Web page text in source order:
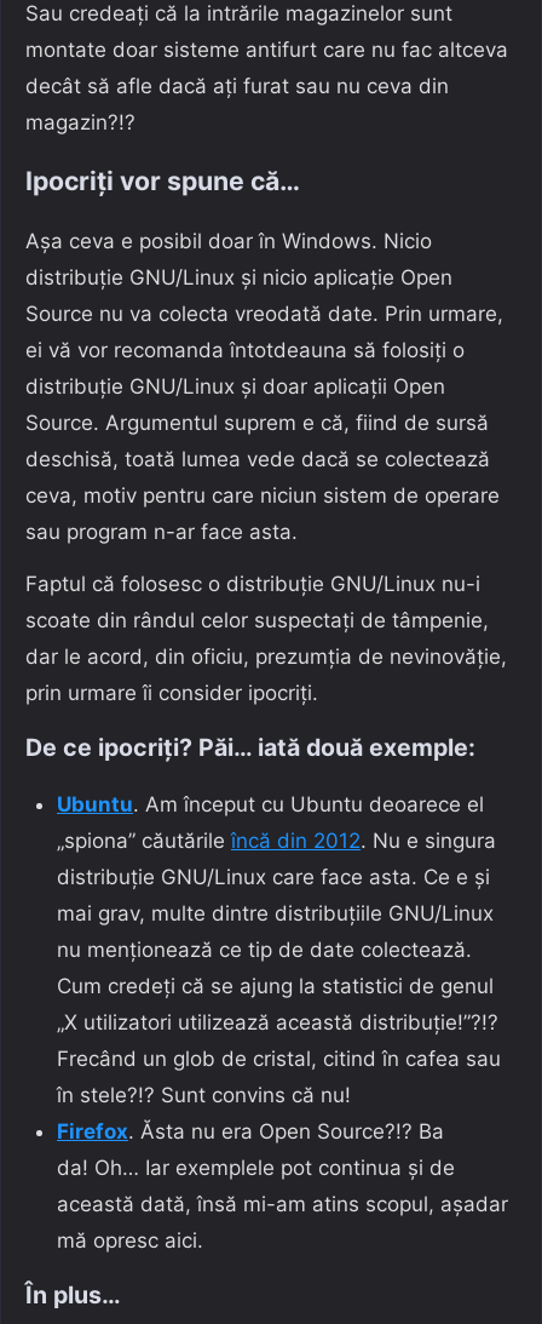
Sau credeați că la intrările magazinelor sunt
montate doar sisteme antifurt care nu fac altceva
decât să afle dacă ați furat sau nu ceva din
magazin?!?
Ipocriți vor spune că…
Așa ceva e posibil doar în Windows. Nicio
distribuție GNU/Linux și nicio aplicație Open
Source nu va colecta vreodată date. Prin urmare,
ei vă vor recomanda întotdeauna să folosiți o
distribuție GNU/Linux și doar aplicații Open
Source. Argumentul suprem e că, fiind de sursă
deschisă, toată lumea vede dacă se colectează
ceva, motiv pentru care niciun sistem de operare
sau program n-ar face asta.
Faptul că folosesc o distribuție GNU/Linux nu-i
scoate din rândul celor suspectați de tâmpenie,
dar le acord, din oficiu, prezumția de nevinovăție,
prin urmare îi consider ipocriți.
De ce ipocriți? Păi… iată două exemple:
Ubuntu. Am început cu Ubuntu deoarece el
„spiona” căutărileîncă din 2012. Nu e singura
distribuție GNU/Linux care face asta. Ce e și
mai grav, multe dintre distribuțiile GNU/Linux
nu menționează ce tip de date colectează.
Cum credeți că se ajung la statistici de genul
„X utilizatori utilizează această distribuție!”?!?
Frecând un glob de cristal, citind în cafea sau
în stele?!? Sunt convins că nu!
Firefox. Ăsta nu era Open Source?!? Ba
da! Oh… Iar exemplele pot continua și de
această dată, însă mi-am atins scopul, așadar
mă opresc aici.
În plus…